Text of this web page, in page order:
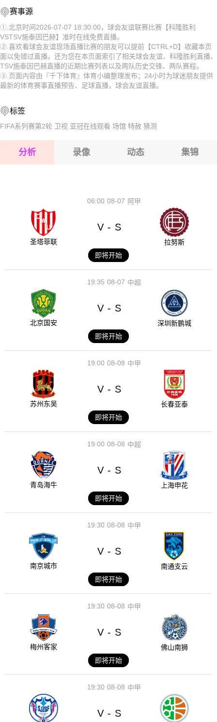
2026-08-15 【球会友谊】 科隆胜利VSTSV施泰因巴赫
2026-08-15 【球会友谊】 科隆胜利VSTSV施泰因巴赫
2026-08-15 【球会友谊】 科隆胜利VSTSV施泰因巴赫
2026-08-15 【球会友谊】 科隆胜利VSTSV施泰因巴赫
2026-08-15 【球会友谊】 科隆胜利VSTSV施泰因巴赫
2026-08-15 【球会友谊】 科隆胜利VSTSV施泰因巴赫
2026-08-15 【球会友谊】 科隆胜利VSTSV施泰因巴赫
赛事源
①.北京时间2026-07-07 18:30:00，球会友谊联赛比赛【科隆胜利
VSTSV施泰因巴赫】准时在线免费直播。
②.喜欢看球会友谊现场直播比赛的朋友可以提前【CTRL+D】收藏本页
面以免错过直播。还为您在本页面索引了相关球会友谊、科隆胜利直播、
TSV施泰因巴赫直播的近期比赛列表以及两队历史交锋、两队赛程。
③.页面内容由『千下体育』体育小编整理发布；24小时为球迷朋友提供
最新的体育赛事直播预告、足球直播，球会友谊直播。
标签
FIFA系列赛第2轮 卫视 亚冠在线观看 场馆 特赦 猜测
分析 录像 动态 集锦
08-07
06:00 阿甲
圣塔菲联
V - S
拉努斯
即将开始
08-07
19:35 中超
北京国安
V - S
深圳新鹏城
即将开始
08-08
19:00 中甲
苏州东吴
V - S
长春亚泰
即将开始
08-08
19:00 中超
青岛海牛
V - S
上海申花
即将开始
08-08
19:30 中甲
南京城市
V - S
南通支云
即将开始
08-08
19:30 中甲
梅州客家
V - S
佛山南狮
即将开始
08-08
19:30 中甲
V - S